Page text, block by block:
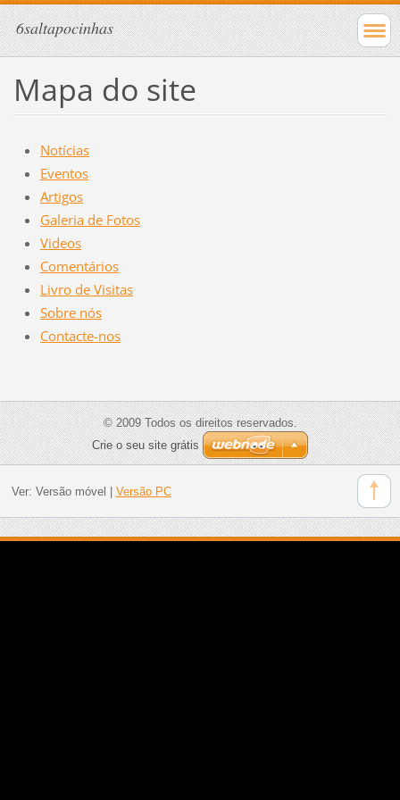
6saltapocinhas
Mapa do site
Notícias
Eventos
Artigos
Galeria de Fotos
Videos
Comentários
Livro de Visitas
Sobre nós
Contacte-nos
© 2009 Todos os direitos reservados.
Crie o seu site grátis
Ver: Versão móvel Versão PC